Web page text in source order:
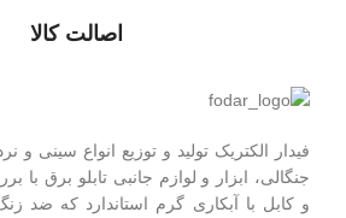
اصالت کالا
فیدار الکتریک توليد و توزیع انواع سینی و
جنگالی، ابزار و لوازم جانبی تابلو برق با
و کابل با آبکاری گرم استاندارد که ضد